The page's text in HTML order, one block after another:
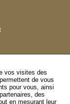
vos visites des
de vous
pour vous, ainsi
des
en mesurant leur